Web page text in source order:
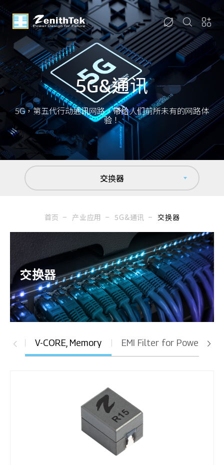
5G&通讯
5G，第五代行动通讯网路，带给人们前所未有的网路体
验！
交换器
首页 产业应用 5G&通讯 交换器
交换器
V-CORE, Memory EMI Filter for Power